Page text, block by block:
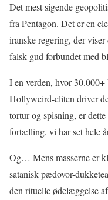
Det mest sigende
fra Pentagon. Det er en
iranske regering, der
falsk gud forbundet med
I en verden, hvor
Hollyweird-eliten driver
tortur og spisning, er
fortælling, vi har set hele
Og… Mens masserne er
satanisk pædovor-
den rituelle ødelæggelse